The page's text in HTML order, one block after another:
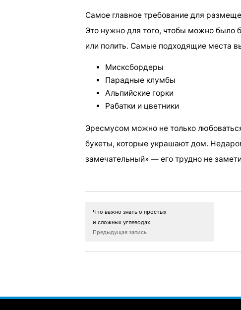
Самое главное требование для
Это нужно для того, чтобы можно было
или полить. Самые подходящие места
Мисксбордеры
Парадные клумбы
Альпийские горки
Рабатки и цветники
Эресмусом можно не только
букеты, которые украшают дом.
замечательный» — его трудно не
Что важно знать о простых
и сложных углеводах
Предыдущая запись